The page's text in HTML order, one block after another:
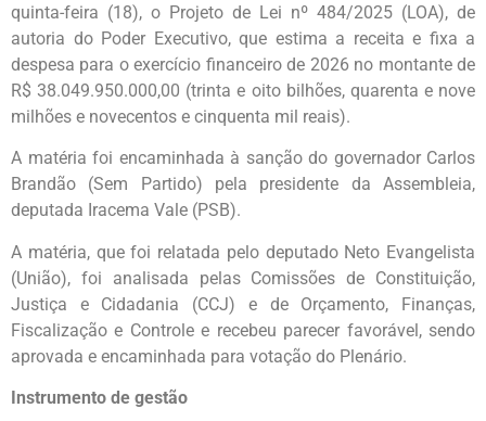
quinta-feira (18), o Projeto de Lei nº 484/2025 (LOA), de
autoria do Poder Executivo, que estima a receita e fixa a
despesa para o exercício financeiro de 2026 no montante de
R$ 38.049.950.000,00 (trinta e oito bilhões, quarenta e nove
milhões e novecentos e cinquenta mil reais).
A matéria foi encaminhada à sanção do governador Carlos
Brandão (Sem Partido) pela presidente da Assembleia,
deputada Iracema Vale (PSB).
A matéria, que foi relatada pelo deputado Neto Evangelista
(União), foi analisada pelas Comissões de Constituição,
Justiça e Cidadania (CCJ) e de Orçamento, Finanças,
Fiscalização e Controle e recebeu parecer favorável, sendo
aprovada e encaminhada para votação do Plenário.
Instrumento de gestão